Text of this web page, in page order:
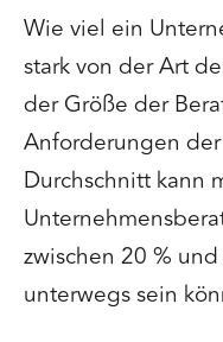
Wie viel ein
stark von der Art
der Größe der
Anforderungen
Durchschnitt kann
zwischen 20 %
unterwegs sein